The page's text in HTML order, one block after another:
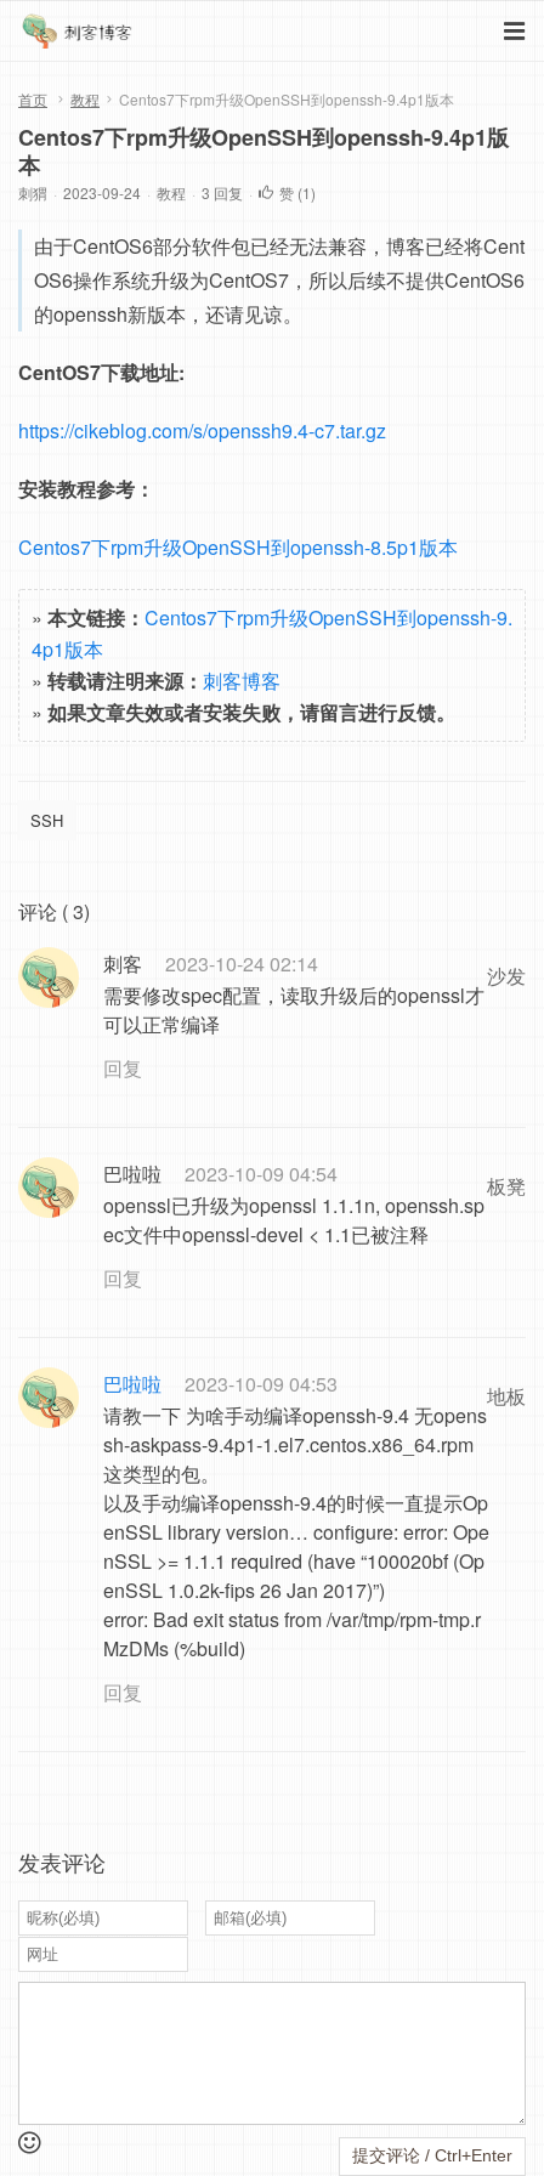
首页 教程 Centos7下rpm升级OpenSSH到openssh-9.4p1版本
Centos7下rpm升级OpenSSH到openssh-9.4p1版
本
刺猬 · 2023-09-24 · 教程 · 3 回复 · 赞 (1)
由于CentOS6部分软件包已经无法兼容，博客已经将Cent
OS6操作系统升级为CentOS7，所以后续不提供CentOS6
的openssh新版本，还请见谅。
CentOS7下载地址:
https://cikeblog.com/s/openssh9.4-c7.tar.gz
安装教程参考：
Centos7下rpm升级OpenSSH到openssh-8.5p1版本
» 本文链接： Centos7下rpm升级OpenSSH到openssh-9.
4p1版本
» 转载请注明来源： 刺客博客
» 如果文章失效或者安装失败，请留言进行反馈。
SSH
评论 ( 3)
沙发
刺客
2023-10-24 02:14
需要修改spec配置，读取升级后的openssl才
可以正常编译
回复
板凳
巴啦啦
2023-10-09 04:54
openssl已升级为openssl 1.1.1n, openssh.sp
ec文件中openssl-devel < 1.1已被注释
回复
地板
巴啦啦
2023-10-09 04:53
请教一下 为啥手动编译openssh-9.4 无opens
sh-askpass-9.4p1-1.el7.centos.x86_64.rpm
这类型的包。
以及手动编译openssh-9.4的时候一直提示Op
enSSL library version… configure: error: Ope
nSSL >= 1.1.1 required (have “100020bf (Op
enSSL 1.0.2k-fips 26 Jan 2017)”)
error: Bad exit status from /var/tmp/rpm-tmp.r
MzDMs (%build)
回复
发表评论